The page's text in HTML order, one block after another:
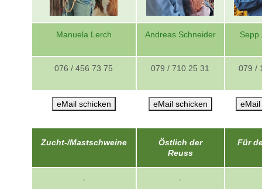
Manuela Lerch Andreas Schneider Sepp
076 / 456 73 75 079 / 710 25 31 079 /
eMail schicken eMail schicken
Zucht-/Mastschweine
Östlich der
Reuss
Für
- -